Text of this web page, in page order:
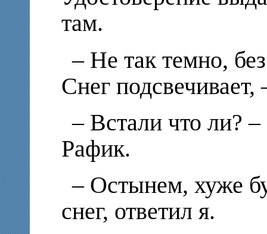
там.
– Не так темно,
Снег подсвечивает,
– Встали что ли? –
Рафик.
– Остынем, хуже
снег, ответил я.